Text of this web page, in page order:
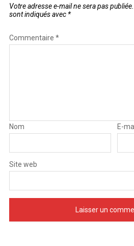
Votre adresse e-mail ne sera pas publiée.
sont indiqués avec *
Commentaire *
Nom E-
Site web